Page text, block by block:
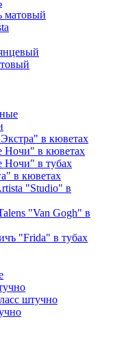
матовый
в кюветах
Ночи" в кюветах
Ночи" в тубах
в кюветах
"Studio" в
"Van Gogh" в
"Frida" в тубах
штучно